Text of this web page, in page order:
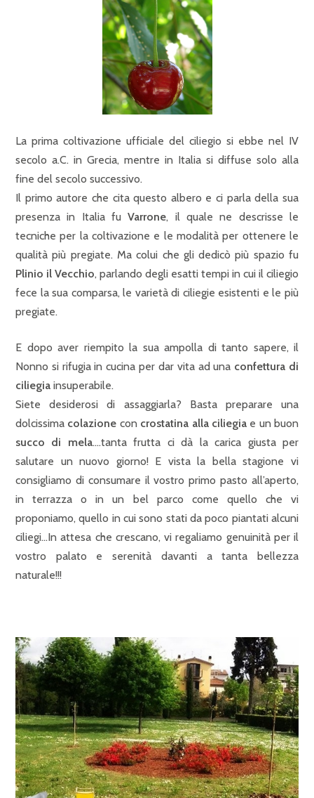
La prima coltivazione ufficiale del ciliegio si ebbe nel IV
secolo a.C. in Grecia, mentre in Italia si diffuse solo alla
fine del secolo successivo.
Il primo autore che cita questo albero e ci parla della sua
presenza in Italia fuVarrone, il quale ne descrisse le
tecniche per la coltivazione e le modalità per ottenere le
qualità più pregiate. Ma colui che gli dedicò più spazio fu
Plinio il Vecchio, parlando degli esatti tempi in cui il ciliegio
fece la sua comparsa, le varietà di ciliegie esistenti e le più
pregiate.
E dopo aver riempito la sua ampolla di tanto sapere, il
Nonno si rifugia in cucina per dar vita ad una confettura di
ciliegia insuperabile.
Siete desiderosi di assaggiarla? Basta preparare una
dolcissima colazione con crostatina alla ciliegiae un buon
succo di mela….tanta frutta ci dà la carica giusta per
salutare un nuovo giorno! E vista la bella stagione vi
consigliamo di consumare il vostro primo pasto all’aperto,
in terrazza o in un bel parco come quello che vi
proponiamo, quello in cui sono stati da poco piantati alcuni
ciliegi…In attesa che crescano, vi regaliamo genuinità per il
vostro palato e serenità davanti a tanta bellezza
naturale!!!